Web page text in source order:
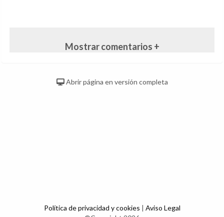
Mostrar comentarios +
Abrir página en versión completa
Política de privacidad y cookies | Aviso Legal